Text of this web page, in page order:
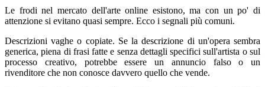
Le frodi nel mercato dell'arte online esistono, ma con un po' di
attenzione si evitano quasi sempre. Ecco i segnali più comuni.
Descrizioni vaghe o copiate. Se la descrizione di un'opera sembra
generica, piena di frasi fatte e senza dettagli specifici sull'artista o sul
processo creativo, potrebbe essere un annuncio falso o un
rivenditore che non conosce davvero quello che vende.